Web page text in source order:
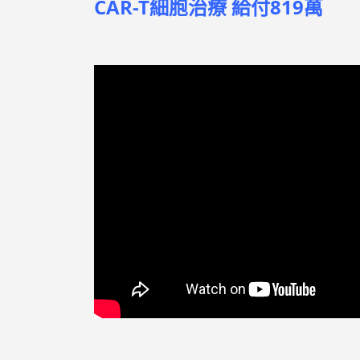
2024-11-
CAR-T細胞治療 給付819萬